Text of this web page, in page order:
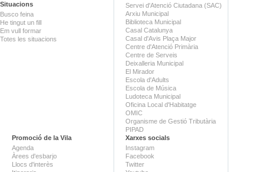
Situacions
Busco feina
He tingut un fill
Em vull formar
Totes les situacions
Servei d'Atenció Ciutadana (SAC)
Arxiu Municipal
Biblioteca Municipal
Casal Catalunya
Casal d'Avis Plaça Major
Centre d'Atenció Primària
Centre de Serveis
Deixalleria Municipal
El Mirador
Escola d'Adults
Escola de Música
Ludoteca Municipal
Oficina Local d'Habitatge
OMIC
Organisme de Gestió Tributària
PIPAD
Promoció de la Vila
Agenda
Àrees d'esbarjo
Llocs d'interès
Xarxes socials
Instagram
Facebook
Twitter